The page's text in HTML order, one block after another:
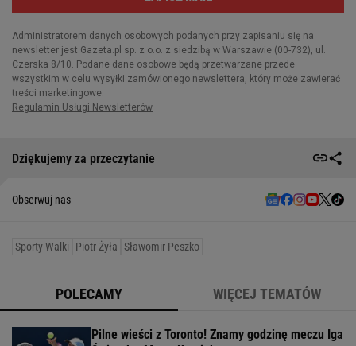
Dziękujemy za przeczytanie
Obserwuj nas
Sporty Walki Piotr Żyła Sławomir Peszko
POLECAMY WIĘCEJ TEMATÓW
Pilne wieści z Toronto! Znamy godzinę meczu Iga